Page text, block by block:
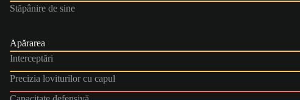
Stăpânire de sine
Apărarea
Interceptări
Precizia loviturilor cu capul